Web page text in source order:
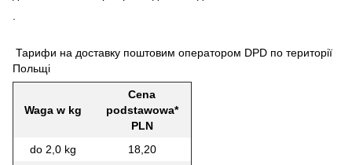
Тарифи на доставку поштовим оператором DPD по території
Польщі
Waga w kg
Cena
podstawowa*
PLN
do 2,0 kg
18,20